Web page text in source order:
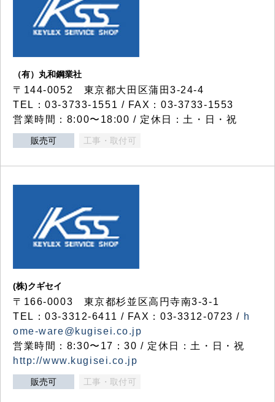
（有）丸和鋼業社
〒144-0052 東京都大田区蒲田3-24-4
TEL：03-3733-1551 / FAX：03-3733-1553
営業時間：8:00〜18:00 / 定休日：土・日・祝
販売可 工事・取付可
(株)クギセイ
〒166-0003 東京都杉並区高円寺南3-3-1
TEL：03-3312-6411 / FAX：03-3312-0723 / h
ome-ware@kugisei.co.jp
営業時間：8:30〜17：30 / 定休日：土・日・祝
http://www.kugisei.co.jp
販売可 工事・取付可